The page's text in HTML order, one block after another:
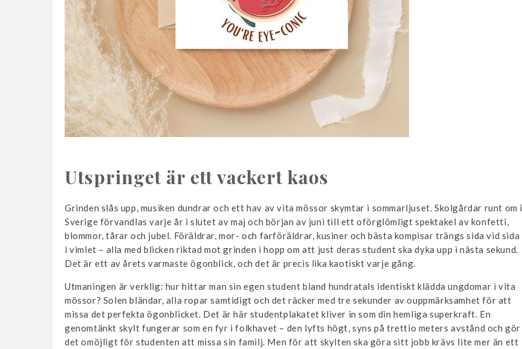
Utspringet är ett vackert kaos
Grinden slås upp, musiken dundrar och ett hav av vita mössor skymtar i sommarljuset. Skolgårdar runt om i
Sverige förvandlas varje år i slutet av maj och början av juni till ett oförglömligt spektakel av konfetti,
blommor, tårar och jubel. Föräldrar, mor- och farföräldrar, kusiner och bästa kompisar trängs sida vid sida
i vimlet – alla med blicken riktad mot grinden i hopp om att just deras student ska dyka upp i nästa sekund.
Det är ett av årets varmaste ögonblick, och det är precis lika kaotiskt varje gång.
Utmaningen är verklig: hur hittar man sin egen student bland hundratals identiskt klädda ungdomar i vita
mössor? Solen bländar, alla ropar samtidigt och det räcker med tre sekunder av ouppmärksamhet för att
missa det perfekta ögonblicket. Det är här studentplakatet kliver in som din hemliga superkraft. En
genomtänkt skylt fungerar som en fyr i folkhavet – den lyfts högt, syns på trettio meters avstånd och gör
det omöjligt för studenten att missa sin familj. Men för att skylten ska göra sitt jobb krävs lite mer än ett